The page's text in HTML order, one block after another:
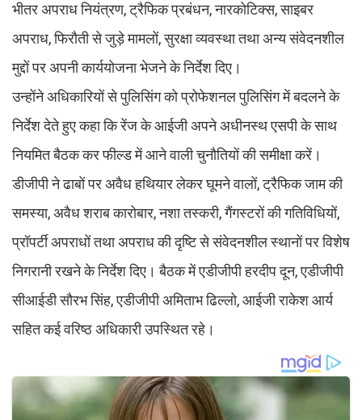
भीतर अपराध नियंत्रण, ट्रैफिक प्रबंधन, नारकोटिक्स, साइबर
अपराध, फिरौती से जुड़े मामलों, सुरक्षा व्यवस्था तथा अन्य संवेदनशील
मुद्दों पर अपनी कार्ययोजना भेजने के निर्देश दिए।
उन्होंने अधिकारियों से पुलिसिंग को प्रोफेशनल पुलिसिंग में बदलने के
निर्देश देते हुए कहा कि रेंज के आईजी अपने अधीनस्थ एसपी के साथ
नियमित बैठक कर फील्ड में आने वाली चुनौतियों की समीक्षा करें।
डीजीपी ने ढाबों पर अवैध हथियार लेकर घूमने वालों, ट्रैफिक जाम की
समस्या, अवैध शराब कारोबार, नशा तस्करी, गैंगस्टरों की गतिविधियों,
प्रॉपर्टी अपराधों तथा अपराध की दृष्टि से संवेदनशील स्थानों पर विशेष
निगरानी रखने के निर्देश दिए। बैठक में एडीजीपी हरदीप दून, एडीजीपी
सीआईडी सौरभ सिंह, एडीजीपी अमिताभ ढिल्लो, आईजी राकेश आर्य
सहित कई वरिष्ठ अधिकारी उपस्थित रहे।